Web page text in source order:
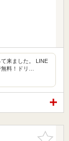
来ました。 LINE
料！ドリ…
お気に入